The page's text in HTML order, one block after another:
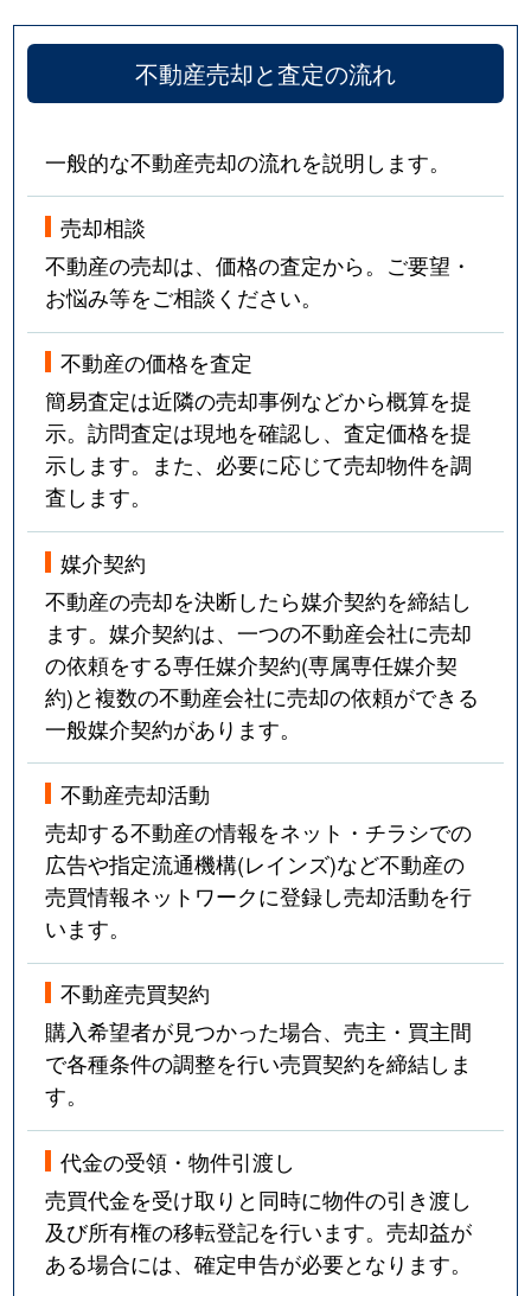
不動産売却と査定の流れ
一般的な不動産売却の流れを説明します。
売却相談
不動産の売却は、価格の査定から。ご要望・
お悩み等をご相談ください。
不動産の価格を査定
簡易査定は近隣の売却事例などから概算を提
示。訪問査定は現地を確認し、査定価格を提
示します。また、必要に応じて売却物件を調
査します。
媒介契約
不動産の売却を決断したら媒介契約を締結し
ます。媒介契約は、一つの不動産会社に売却
の依頼をする専任媒介契約(専属専任媒介契
約)と複数の不動産会社に売却の依頼ができる
一般媒介契約があります。
不動産売却活動
売却する不動産の情報をネット・チラシでの
広告や指定流通機構(レインズ)など不動産の
売買情報ネットワークに登録し売却活動を行
います。
不動産売買契約
購入希望者が見つかった場合、売主・買主間
で各種条件の調整を行い売買契約を締結しま
す。
代金の受領・物件引渡し
売買代金を受け取りと同時に物件の引き渡し
及び所有権の移転登記を行います。売却益が
ある場合には、確定申告が必要となります。